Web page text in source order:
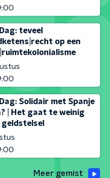
teveel
op een
Solidair met Spanje
| Het gaat te weinig
Meer gemist